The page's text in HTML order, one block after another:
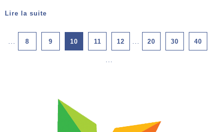
Lire la suite
8 9 10 11 12 20 30 40